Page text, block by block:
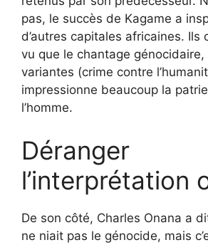
pas, le succès de Kagame a
d’autres capitales africaines. Ils
vu que le chantage génocidaire,
variantes (crime contre
impressionne beaucoup la
l’homme.
Déranger
l’interprétation
De son côté, Charles Onana a
ne niait pas le génocide, mais